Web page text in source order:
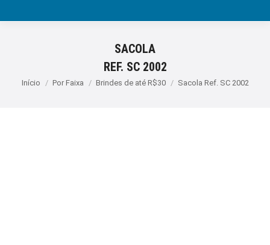
SACOLA
REF. SC 2002
Você está aqui:
Início Por Faixa Brindes de até R$30 Sacola Ref. SC 2002